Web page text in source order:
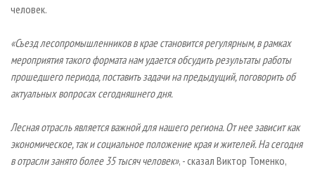
человек.
«Съезд лесопромышленников в крае становится регулярным, в рамках
мероприятия такого формата нам удается обсудить результаты работы
прошедшего периода, поставить задачи на предыдущий, поговорить об
актуальных вопросах сегодняшнего дня.
Лесная отрасль является важной для нашего региона. От нее зависит как
экономическое, так и социальное положение края и жителей. На сегодня
в отрасли занято более 35 тысяч человек», - сказал Виктор Томенко,